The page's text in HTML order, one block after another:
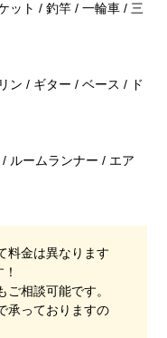
ット / 釣竿 / 一輪車 / 三
ン / ギター / ベース / ド
ルームランナー / エア
料金は異なります
相談可能です。
承っておりますの